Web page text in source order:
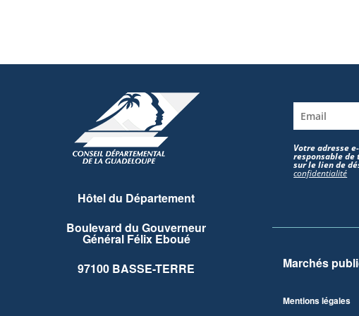
Hôtel du Département
Boulevard du Gouverneur
Général Félix Eboué
97100 BASSE-TERRE
Votre adresse
responsable
sur le lien de
confidentialité
Marchés
Mentions légales